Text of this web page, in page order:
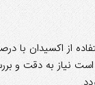
از اکسیدان با
نیاز به دقت و